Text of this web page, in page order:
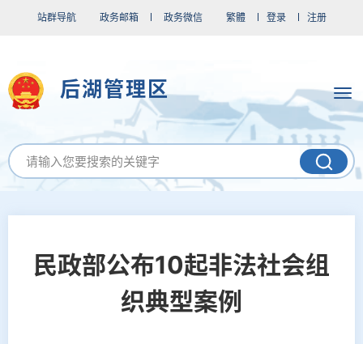
站群导航 政务邮箱 政务微信 繁體 登录 注册
后湖管理区
民政部公布10起非法社会组
织典型案例